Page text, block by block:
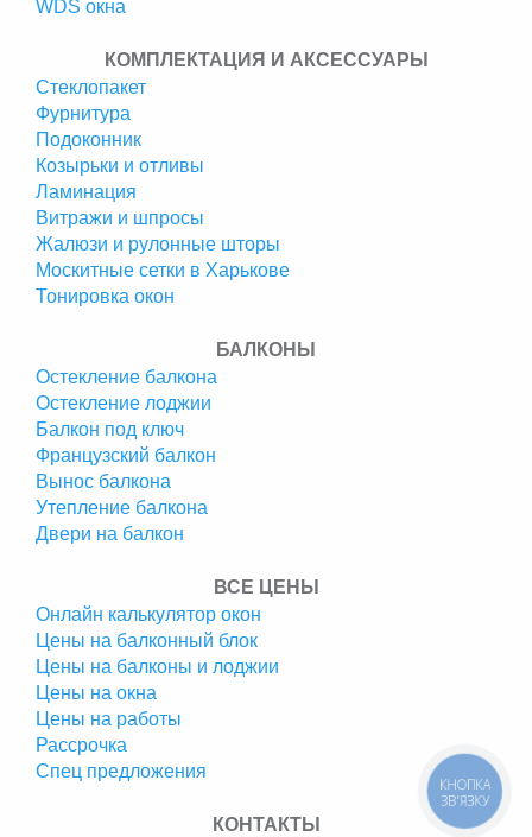
WDS окна
КОМПЛЕКТАЦИЯ И АКСЕССУАРЫ
Стеклопакет
Фурнитура
Подоконник
Козырьки и отливы
Ламинация
Витражи и шпросы
Жалюзи и рулонные шторы
Москитные сетки в Харькове
Тонировка окон
БАЛКОНЫ
Остекление балкона
Остекление лоджии
Балкон под ключ
Французский балкон
Вынос балкона
Утепление балкона
Двери на балкон
ВСЕ ЦЕНЫ
Онлайн калькулятор окон
Цены на балконный блок
Цены на балконы и лоджии
Цены на окна
Цены на работы
Рассрочка
Спец предложения
КОНТАКТЫ
КНОПКА
ЗВ'ЯЗКУ